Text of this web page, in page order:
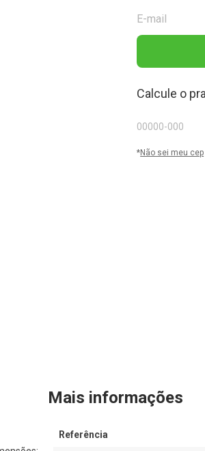
Calcule o
*Não sei meu cep
Mais informações
Referência